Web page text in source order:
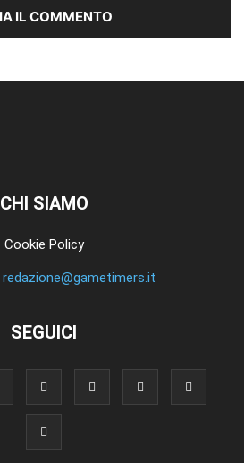
CHI SIAMO
Cookie Policy
redazione@gametimers.it
SEGUICI